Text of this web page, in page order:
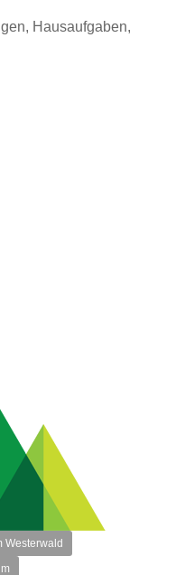
Hausaufgaben,
Westerwald